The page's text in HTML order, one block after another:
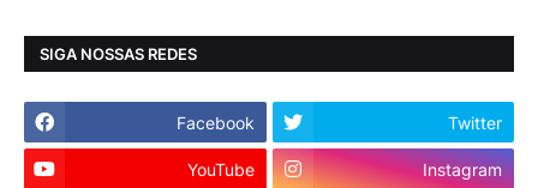
SIGA NOSSAS REDES
Facebook Twitter
YouTube Instagram